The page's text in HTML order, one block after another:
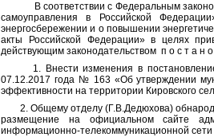
В соответствии с Федеральным законом
самоуправления в Российской
энергосбережении и о повышении
акты Российской Федерации» в целях
действующим законодательством п о с т а н
1. Внести изменения в постановление
07.12.2017 года № 163 «Об утверждении
эффективности на территории Кировского
2. Общему отделу (Г.В.Дедюхова)
размещение на официальном сайте
информационно-телекоммуникационной